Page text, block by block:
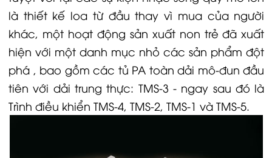
là thiết kế loa từ đầu thay vì mua của người
khác, một hoạt động sản xuất non trẻ đã xuất
hiện với một danh mục nhỏ các sản phẩm đột
phá , bao gồm các tủ PA toàn dải mô-đun đầu
tiên với dải trung thực: TMS-3 - ngay sau đó là
Trình điều khiển TMS-4, TMS-2, TMS-1 và TMS-5.